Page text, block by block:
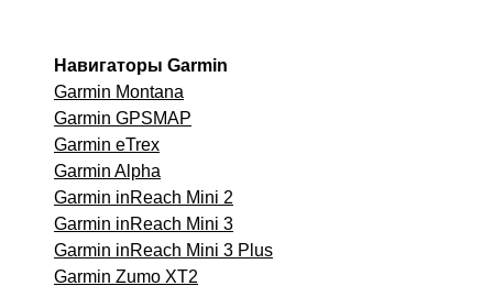
Навигаторы Garmin
Garmin Montana
Garmin GPSMAP
Garmin eTrex
Garmin Alpha
Garmin inReach Mini 2
Garmin inReach Mini 3
Garmin inReach Mini 3 Plus
Garmin Zumo XT2